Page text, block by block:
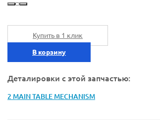
Купить в 1 клик
В корзину
Деталировки с этой запчастью:
2 MAIN TABLE MECHANISM